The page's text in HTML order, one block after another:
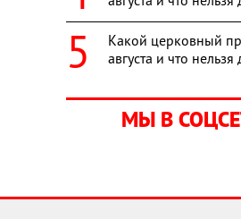
Какой церковный
августа и что нельзя
МЫ В